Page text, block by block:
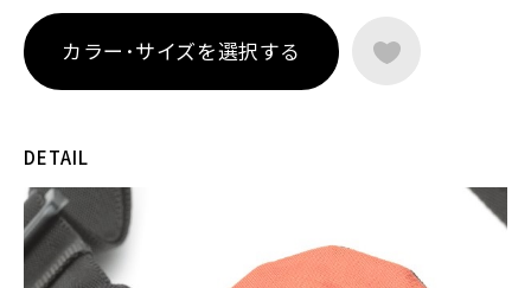
カラー･サイズを選択する
DETAIL